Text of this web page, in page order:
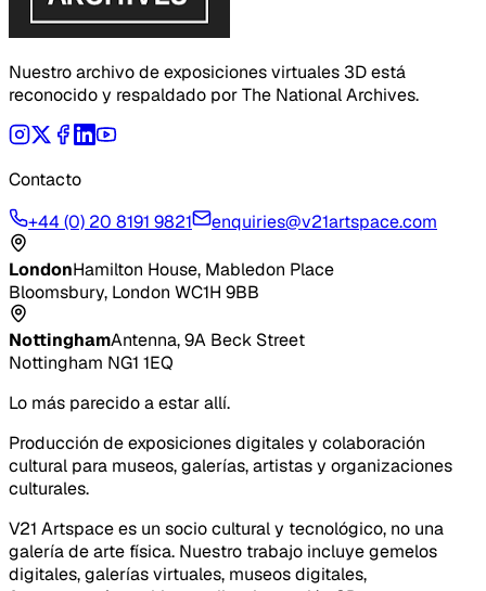
Nuestro archivo de exposiciones virtuales 3D está
reconocido y respaldado por The National Archives.
Contacto
+44 (0) 20 8191 9821
enquiries@v21artspace.com
LondonHamilton House, Mabledon Place
Bloomsbury, London WC1H 9BB
NottinghamAntenna, 9A Beck Street
Nottingham NG1 1EQ
Lo más parecido a estar allí.
Producción de exposiciones digitales y colaboración
cultural para museos, galerías, artistas y organizaciones
culturales.
V21 Artspace es un socio cultural y tecnológico, no una
galería de arte física. Nuestro trabajo incluye gemelos
digitales, galerías virtuales, museos digitales,